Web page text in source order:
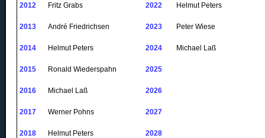
2012 Fritz Grabs 2022 Helmut Peters
2013 André Friedrichsen 2023 Peter Wiese
2014 Helmut Peters 2024 Michael Laß
2015 Ronald Wiederspahn 2025
2016 Michael Laß 2026
2017 Werner Pohns 2027
2018 Helmut Peters 2028